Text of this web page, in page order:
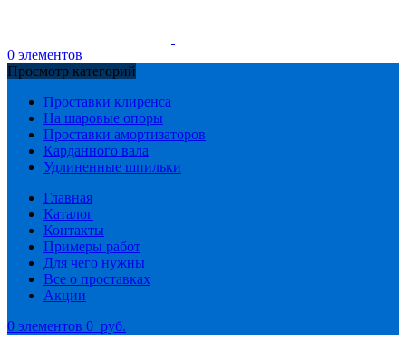
0 элементов
Просмотр категорий
Проставки клиренса
На шаровые опоры
Проставки амортизаторов
Карданного вала
Удлиненные шпильки
Главная
Каталог
Контакты
Примеры работ
Для чего нужны
Все о проставках
Акции
0 элементов 0 руб.